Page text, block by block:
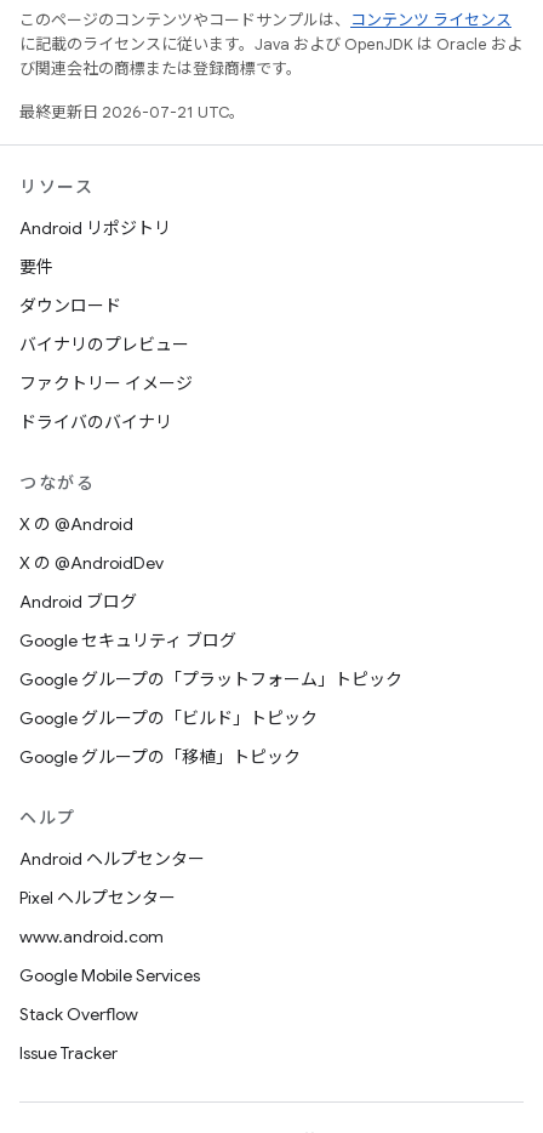
このページのコンテンツやコードサンプルは、
コンテンツ ライセンス
に記載のライセンスに従います。Java および OpenJDK は Oracle およ
び関連会社の商標または登録商標です。
最終更新日 2026-07-21 UTC。
リソース
Android リポジトリ
要件
ダウンロード
バイナリのプレビュー
ファクトリー イメージ
ドライバのバイナリ
つながる
X の @Android
X の @AndroidDev
Android ブログ
Google セキュリティ ブログ
Google グループの「プラットフォーム」トピック
Google グループの「ビルド」トピック
Google グループの「移植」トピック
ヘルプ
Android ヘルプセンター
Pixel ヘルプセンター
www.android.com
Google Mobile Services
Stack Overflow
Issue Tracker